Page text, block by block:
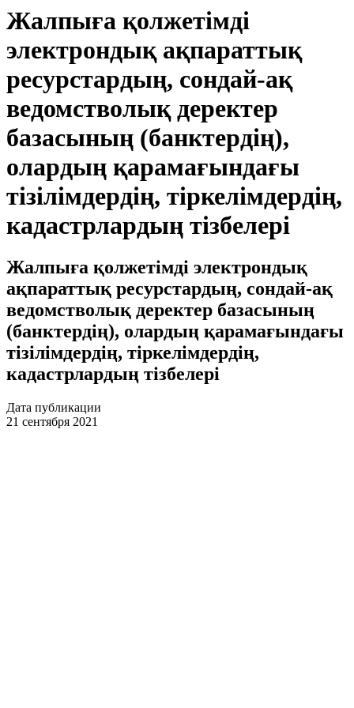
Жалпыға қолжетімді
электрондық ақпараттық
ресурстардың, сондай-ақ
ведомстволық деректер
базасының (банктердің),
олардың қарамағындағы
тізілімдердің, тіркелімдердің,
кадастрлардың тізбелері
Жалпыға қолжетімді электрондық
ақпараттық ресурстардың, сондай-ақ
ведомстволық деректер базасының
(банктердің), олардың қарамағындағы
тізілімдердің, тіркелімдердің,
кадастрлардың тізбелері
Дата публикации
21 сентября 2021